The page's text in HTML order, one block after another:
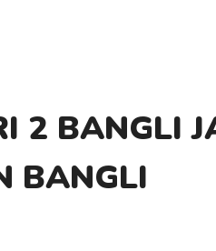
2 BANGLI
BANGLI